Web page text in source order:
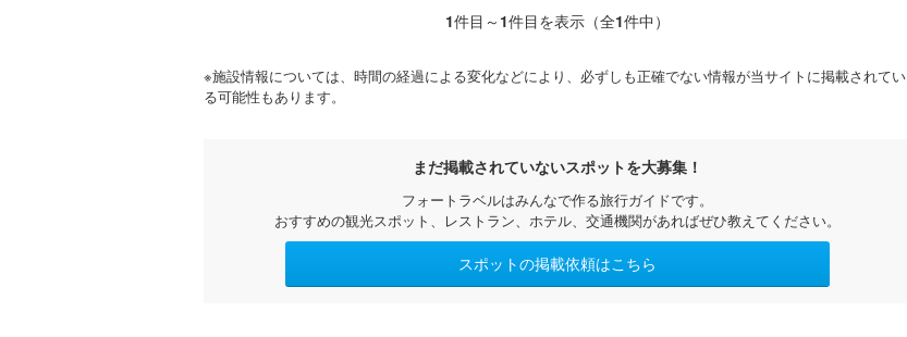
1件目～ 1件目を表示（全1件中）
※施設情報については、時間の経過による変化などにより、必ずしも正確でない情報が当サイトに掲載されてい
る可能性もあります。
まだ掲載されていないスポットを大募集！
フォートラベルはみんなで作る旅行ガイドです。
おすすめの観光スポット、レストラン、ホテル、交通機関があればぜひ教えてください。
スポットの掲載依頼はこちら